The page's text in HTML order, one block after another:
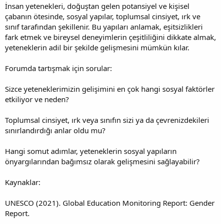
İnsan yetenekleri, doğuştan gelen potansiyel ve kişisel
çabanın ötesinde, sosyal yapılar, toplumsal cinsiyet, ırk ve
sınıf tarafından şekillenir. Bu yapıları anlamak, eşitsizlikleri
fark etmek ve bireysel deneyimlerin çeşitliliğini dikkate almak,
yeteneklerin adil bir şekilde gelişmesini mümkün kılar.
Forumda tartışmak için sorular:
Sizce yeteneklerimizin gelişimini en çok hangi sosyal faktörler
etkiliyor ve neden?
Toplumsal cinsiyet, ırk veya sınıfın sizi ya da çevrenizdekileri
sınırlandırdığı anlar oldu mu?
Hangi somut adımlar, yeteneklerin sosyal yapıların
önyargılarından bağımsız olarak gelişmesini sağlayabilir?
Kaynaklar:
UNESCO (2021). Global Education Monitoring Report: Gender
Report.